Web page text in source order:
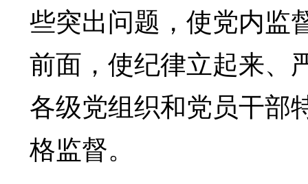
些突出问题，使党内监
前面，使纪律立起来、
各级党组织和党员干部
格监督。